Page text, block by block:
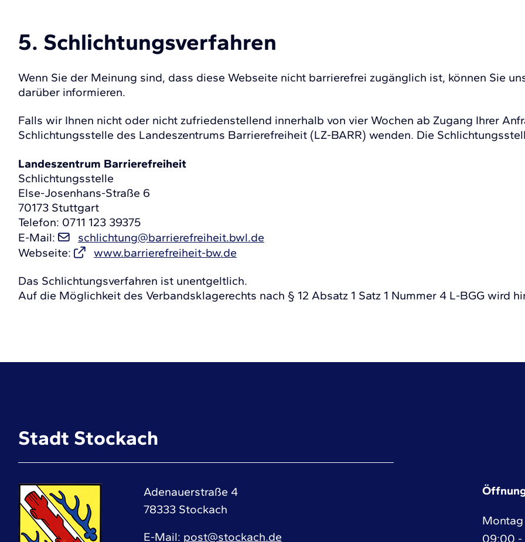
5. Schlichtungsverfahren
Wenn Sie der Meinung sind, dass diese Webseite nicht barrierefrei zugänglich ist, können Sie
darüber informieren.
Falls wir Ihnen nicht oder nicht zufriedenstellend innerhalb von vier Wochen ab Zugang Ihrer
Schlichtungsstelle des Landeszentrums Barrierefreiheit (LZ-BARR) wenden. Die
Landeszentrum Barrierefreiheit
Schlichtungsstelle
Else-Josenhans-Straße 6
70173 Stuttgart
Telefon: 0711 123 39375
E-Mail:
schlichtung@barrierefreiheit.bwl.de
Webseite:
www.barrierefreiheit-bw.de
Das Schlichtungsverfahren ist unentgeltlich.
Auf die Möglichkeit des Verbandsklagerechts nach § 12 Absatz 1 Satz 1 Nummer 4 L-BGG wird
Stadt Stockach
Adenauerstraße 4
78333 Stockach
E-Mail post@stockach.de
Montag
09:00 -